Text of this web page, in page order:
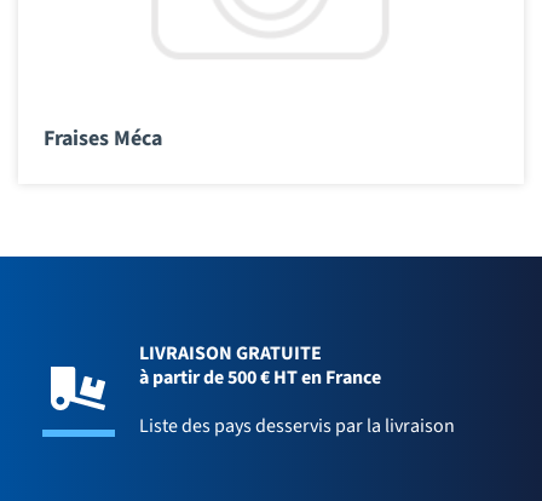
Fraises Méca
LIVRAISON GRATUITE
à partir de 500 € HT en France
Liste des pays desservis par la livraison